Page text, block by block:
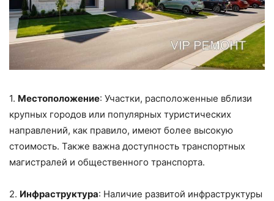
1. Местоположение: Участки, расположенные вблизи
крупных городов или популярных туристических
направлений, как правило, имеют более высокую
стоимость. Также важна доступность транспортных
магистралей и общественного транспорта.
2. Инфраструктура: Наличие развитой инфраструктуры